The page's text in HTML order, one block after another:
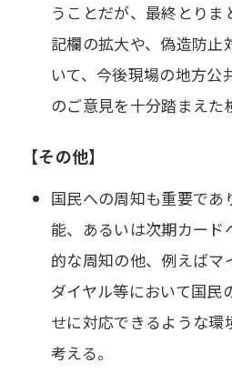
うことだが、最終とり
記欄の拡大や、偽造防止
いて、今後現場の地方公
のご意見を十分踏まえた
【その他】
国民への周知も重要であ
能、あるいは次期カード
的な周知の他、例えばマ
ダイヤル等において国民
せに対応できるような環
考える。